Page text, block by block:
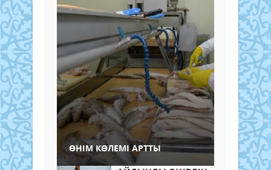
ӨНІМ КӨЛЕМІ АРТТЫ